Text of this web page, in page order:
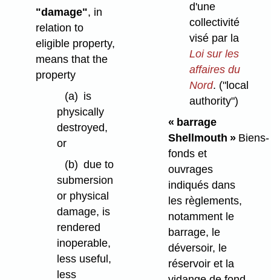
"damage", in
relation to
eligible property,
means that the
property
(a) is
physically
destroyed,
or
(b) due to
submersion
or physical
damage, is
rendered
inoperable,
less useful,
less
d'une
collectivité
visé par la
Loi sur les
affaires du
Nord. ("local
authority")
« barrage
Shellmouth » Biens-
fonds et
ouvrages
indiqués dans
les règlements,
notamment le
barrage, le
déversoir, le
réservoir et la